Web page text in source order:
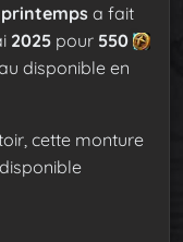
a fait
2025 pour 550
disponible en
cette monture